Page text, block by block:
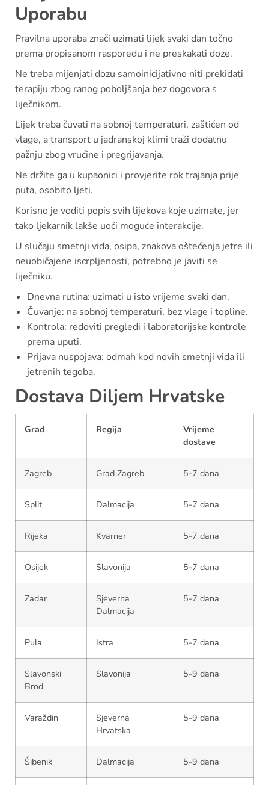
Uporabu
Pravilna uporaba znači uzimati lijek svaki dan točno
prema propisanom rasporedu i ne preskakati doze.
Ne treba mijenjati dozu samoinicijativno niti prekidati
terapiju zbog ranog poboljšanja bez dogovora s
liječnikom.
Lijek treba čuvati na sobnoj temperaturi, zaštićen od
vlage, a transport u jadranskoj klimi traži dodatnu
pažnju zbog vrućine i pregrijavanja.
Ne držite ga u kupaonici i provjerite rok trajanja prije
puta, osobito ljeti.
Korisno je voditi popis svih lijekova koje uzimate, jer
tako ljekarnik lakše uoči moguće interakcije.
U slučaju smetnji vida, osipa, znakova oštećenja jetre ili
neuobičajene iscrpljenosti, potrebno je javiti se
liječniku.
Dnevna rutina: uzimati u isto vrijeme svaki dan.
Čuvanje: na sobnoj temperaturi, bez vlage i topline.
Kontrola: redoviti pregledi i laboratorijske kontrole
prema uputi.
Prijava nuspojava: odmah kod novih smetnji vida ili
jetrenih tegoba.
Dostava Diljem Hrvatske
Grad Regija
Vrijeme
dostave
Zagreb Grad Zagreb 5-7 dana
Split Dalmacija 5-7 dana
Rijeka Kvarner 5-7 dana
Osijek Slavonija 5-7 dana
Zadar
Sjeverna
Dalmacija
5-7 dana
Pula Istra 5-7 dana
Slavonski
Brod
Slavonija 5-9 dana
Varaždin
Sjeverna
Hrvatska
5-9 dana
Šibenik Dalmacija 5-9 dana